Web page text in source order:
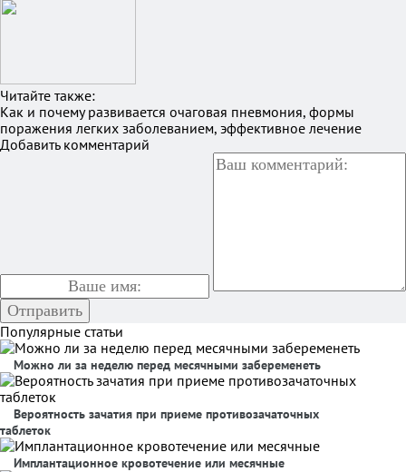
Читайте также:
Как и почему развивается очаговая пневмония, формы
поражения легких заболеванием, эффективное лечение
Добавить комментарий
Популярные статьи
Можно ли за неделю перед месячными забеременеть
Вероятность зачатия при приеме противозачаточных
таблеток
Имплантационное кровотечение или месячные